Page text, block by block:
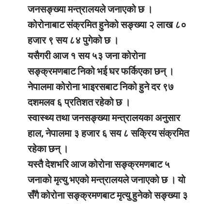
जनसङ्ख्या मन्त्रालयले जनाएको छ ।
कोरोनाबाट संक्रमित हुनेको सङ्ख्या २ लाख ८०
हजार ९ सय ८४ पुगेको छ ।
यसैगरी आज १ सय ५३ जना कोरोना
सङ्क्रमणबाट निको भई घर फर्किएका छन् ।
नेपालमा कोरोना भाइरसबाट निको हुने दर ९७
दशमलव ६ प्रतिशत रहेको छ ।
स्वास्थ्य तथा जनसङ्ख्या मन्त्रालयका अनुसार
हाल, नेपालमा ३ हजार ६ सय ८ सक्रिय संक्रमित
रहेका छन् ।
यस्तै देशभरि आज कोरोना सङ्क्रमणबाट ५
जनाको मृत्यु भएको मन्त्रालयले जनाएको छ । यो
सँगै कोरोना सङ्क्रमणबाट मृत्यु हुनेको सङ्ख्या ३